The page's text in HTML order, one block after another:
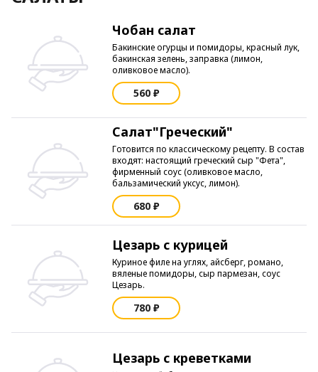
Чобан салат
Бакинские огурцы и помидоры, красный лук,
бакинская зелень, заправка (лимон,
оливковое масло).
560 ₽
Салат"Греческий"
Готовится по классическому рецепту. В состав
входят: настоящий греческий сыр "Фета",
фирменный соус (оливковое масло,
бальзамический уксус, лимон).
680 ₽
Цезарь с курицей
Куриное филе на углях, айсберг, романо,
вяленые помидоры, сыр пармезан, соус
Цезарь.
780 ₽
Цезарь с креветками